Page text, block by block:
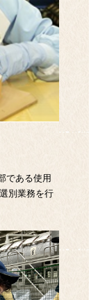
である使用
別業務を行